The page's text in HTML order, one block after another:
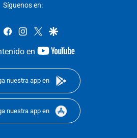
Síguenos en:
whatsappfacebookinstagram
twittergoogle
en
youtube-
nuestra app en
nuestra app en